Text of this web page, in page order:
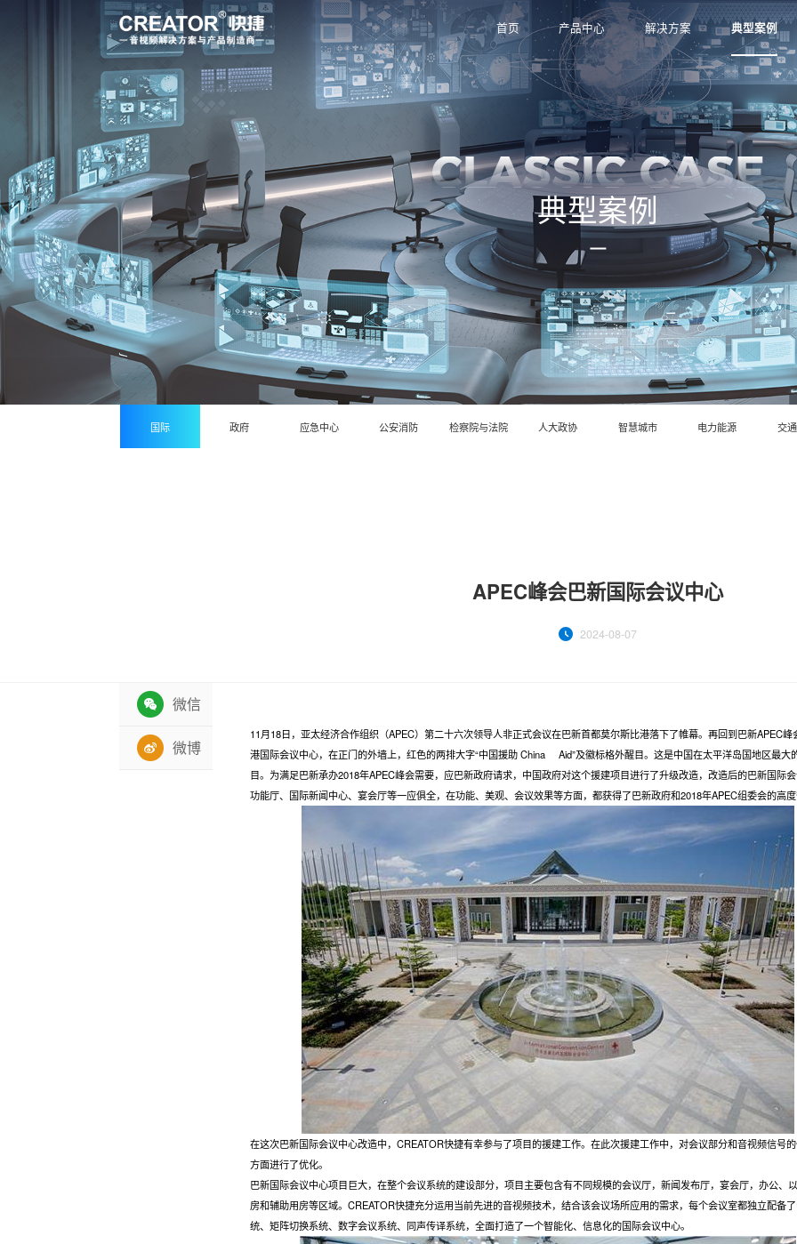
首页 产品中心 解决方案 典型案例
CLASSIC CASE
典型案例
国际 政府 应急中心 公安消防 检察院与法院 人大政协 智慧城市 电力能源 交
APEC峰会巴新国际会议中心
2024-08-07
微信
微博
11月18日，亚太经济合作组织（APEC）第二十六次领导人非正式会议在巴新首都莫尔斯比港落下了帷幕。再回到巴新APEC峰
港国际会议中心，在正门的外墙上，红色的两排大字“中国援助 China Aid”及徽标格外醒目。这是中国在太平洋岛国地区最大
目。为满足巴新承办2018年APEC峰会需要，应巴新政府请求，中国政府对这个援建项目进行了升级改造，改造后的巴新国际
功能厅、国际新闻中心、宴会厅等一应俱全，在功能、美观、会议效果等方面，都获得了巴新政府和2018年APEC组委会的高度
在这次巴新国际会议中心改造中，CREATOR快捷有幸参与了项目的援建工作。在此次援建工作中，对会议部分和音视频信号
方面进行了优化。
巴新国际会议中心项目巨大，在整个会议系统的建设部分，项目主要包含有不同规模的会议厅，新闻发布厅，宴会厅，办公、
房和辅助用房等区域。CREATOR快捷充分运用当前先进的音视频技术，结合该会议场所应用的需求，每个会议室都独立配备
统、矩阵切换系统、数字会议系统、同声传译系统，全面打造了一个智能化、信息化的国际会议中心。